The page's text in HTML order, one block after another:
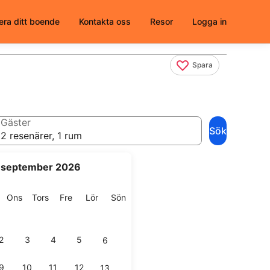
ditt boende Kontakta oss Resor Logga in
Spara
september 2026
OnsOnsdag
TorsTorsdag
FreFredag
LörLördag
SönSöndag
2 3 4 5 6
9 10 11 12 13
Gäster
2 resenärer, 1 rum
Sök